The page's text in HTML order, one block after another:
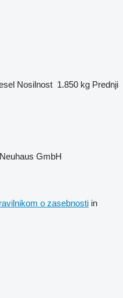
Nosilnost 1.850 kg Prednji
GmbH
o zasebnosti in